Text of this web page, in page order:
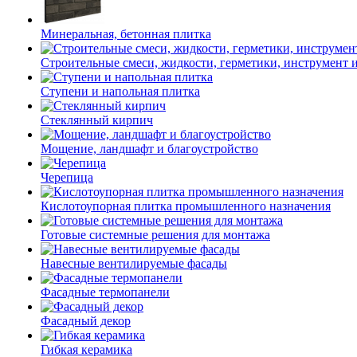
Минеральная, бетонная плитка
Строительные смеси, жидкости, герметики, инструмент
Ступени и напольная плитка
Cтеклянный кирпич
Мощение, ландшафт и благоустройство
Черепица
Кислотоупорная плитка промышленного назначения
Готовые системные решения для монтажа
Навесные вентилируемые фасады
Фасадные термопанели
Фасадный декор
Гибкая керамика